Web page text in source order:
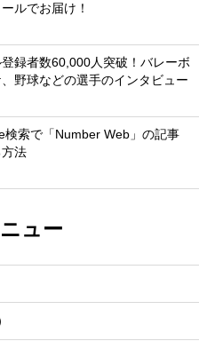
ルでお届け！
録者数60,000人突破！バレーボ
野球などの選手のインタビュー
検索で「Number Web」の記事
法
ュー